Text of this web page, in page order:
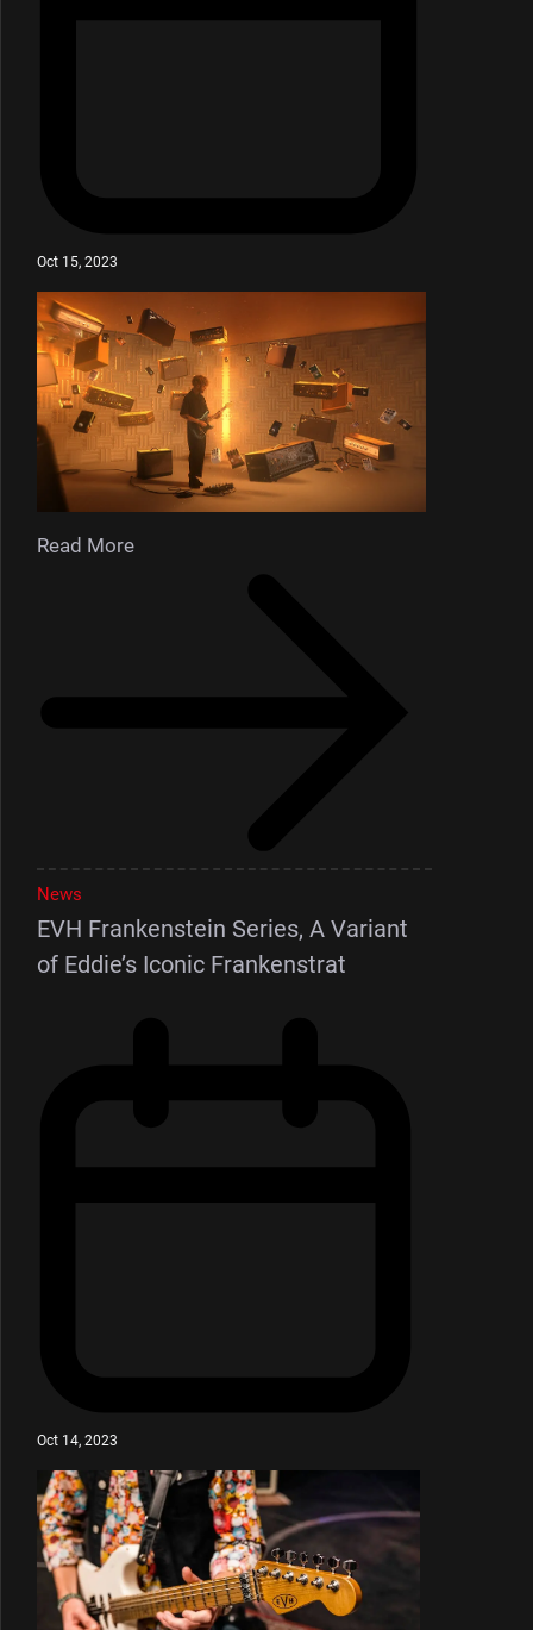
Oct 15, 2023
Read More
News
EVH Frankenstein Series, A Variant
of Eddie’s Iconic Frankenstrat
Oct 14, 2023